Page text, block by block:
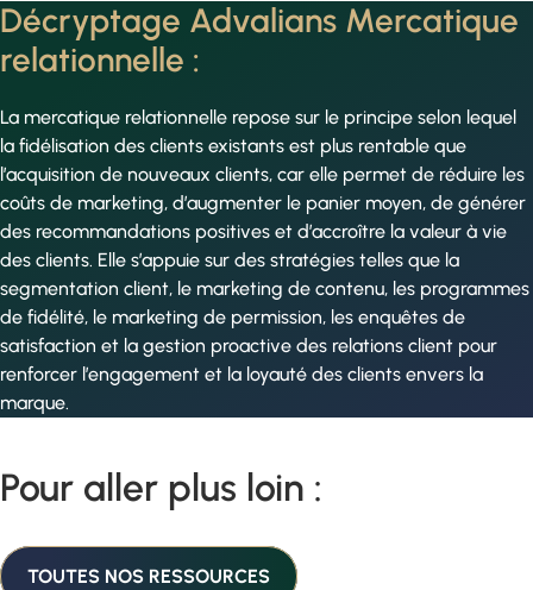
Décryptage Advalians Mercatique
relationnelle :
La mercatique relationnelle repose sur le principe selon lequel
la fidélisation des clients existants est plus rentable que
l’acquisition de nouveaux clients, car elle permet de réduire les
coûts de marketing, d’augmenter le panier moyen, de générer
des recommandations positives et d’accroître la valeur à vie
des clients. Elle s’appuie sur des stratégies telles que la
segmentation client, le marketing de contenu, les programmes
de fidélité, le marketing de permission, les enquêtes de
satisfaction et la gestion proactive des relations client pour
renforcer l’engagement et la loyauté des clients envers la
marque.
Pour aller plus loin :
TOUTES NOS RESSOURCES